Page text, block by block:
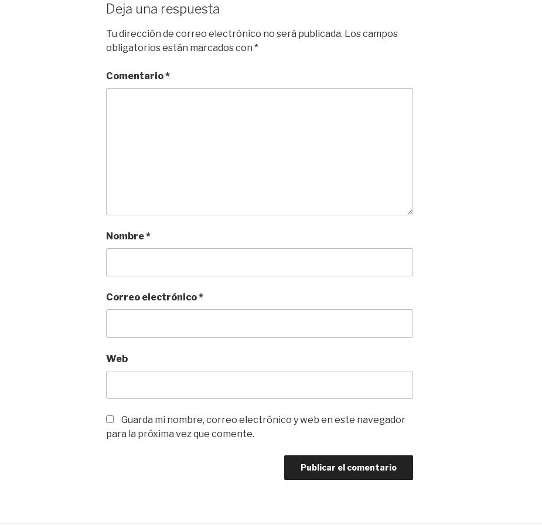
Deja una respuesta
Tu dirección de correo electrónico no será publicada. Los campos
obligatorios están marcados con *
Comentario*
Nombre*
Correo electrónico*
Web
Guarda mi nombre, correo electrónico y web en este navegador
para la próxima vez que comente.